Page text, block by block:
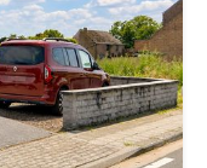
2
202 m²